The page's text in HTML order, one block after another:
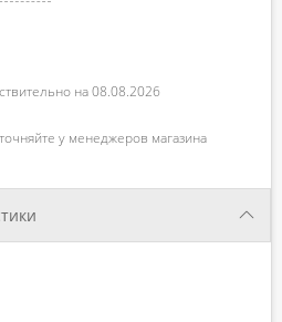
на 08.08.2026
у менеджеров магазина